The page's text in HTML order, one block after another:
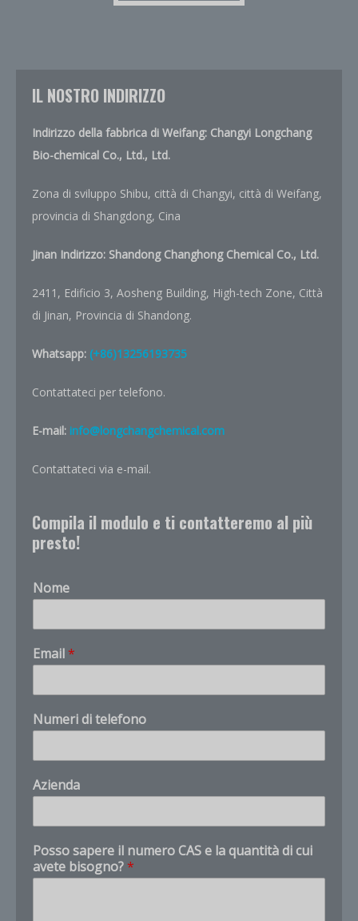
IL NOSTRO INDIRIZZO
Indirizzo della fabbrica di Weifang: Changyi Longchang
Bio-chemical Co., Ltd., Ltd.
Zona di sviluppo Shibu, città di Changyi, città di Weifang,
provincia di Shangdong, Cina
Jinan Indirizzo: Shandong Changhong Chemical Co., Ltd.
2411, Edificio 3, Aosheng Building, High-tech Zone, Città
di Jinan, Provincia di Shandong.
Whatsapp: (+86)13256193735
Contattateci per telefono.
E-mail: info@longchangchemical.com
Contattateci via e-mail.
Compila il modulo e ti contatteremo al più
presto!
Nome
c
u
N
u
m
r
n
m
r
o
Email *
Numeri di telefono
Azienda
Posso sapere il numero CAS e la quantità di cui
avete bisogno? *
Customer Service